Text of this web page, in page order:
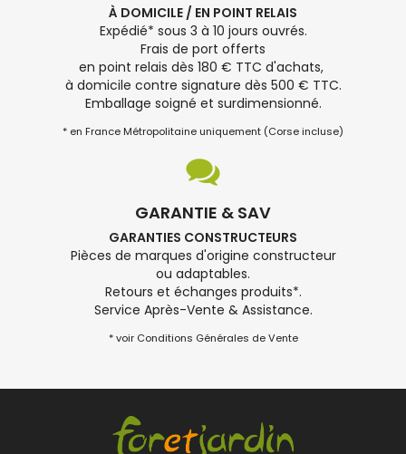
À DOMICILE / EN POINT RELAIS
Expédié* sous 3 à 10 jours ouvrés.
Frais de port offerts
en point relais dès 180 € TTC d'achats,
à domicile contre signature dès 500 € TTC.
Emballage soigné et surdimensionné.
* en France Métropolitaine uniquement (Corse incluse)
GARANTIE & SAV
GARANTIES CONSTRUCTEURS
Pièces de marques d'origine constructeur
ou adaptables.
Retours et échanges produits*.
Service Après-Vente & Assistance.
* voir Conditions Générales de Vente